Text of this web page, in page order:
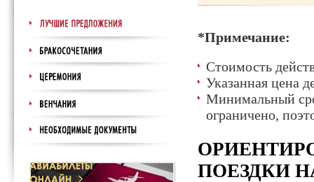
*Примечание:
Стоимость
Указанная цена
Минимальный
ограничено,
ПОЕЗДКИ